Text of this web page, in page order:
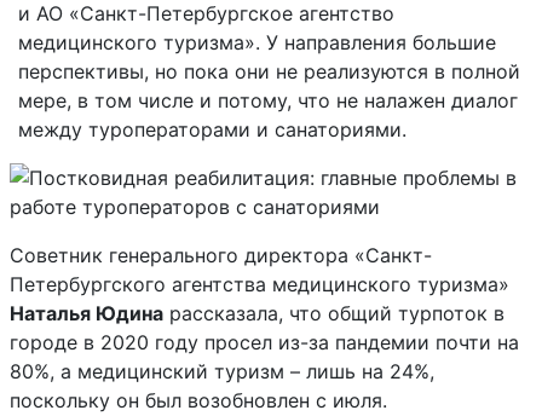
и АО «Санкт-Петербургское агентство
медицинского туризма». У направления большие
перспективы, но пока они не реализуются в полной
мере, в том числе и потому, что не налажен диалог
между туроператорами и санаториями.
Советник генерального директора «Санкт-
Петербургского агентства медицинского туризма»
Наталья Юдина рассказала, что общий турпоток в
городе в 2020 году просел из-за пандемии почти на
80%, а медицинский туризм – лишь на 24%,
поскольку он был возобновлен с июля.